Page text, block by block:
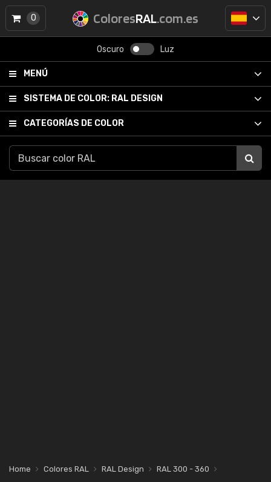
ColoresRAL.com.es
Oscuro Luz
MENÚ
SISTEMA DE COLOR: RAL DESIGN
CATEGORÍAS DE COLOR
0
Home Colores RAL RAL Design
RAL 300 - 360